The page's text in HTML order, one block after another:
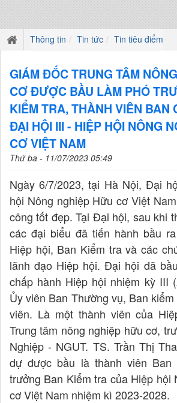
Thông tin Tin tức Tin tiêu điểm
GIÁM ĐỐC TRUNG TÂM
CƠ ĐƯỢC BẦU LÀM PHÓ
KIỂM TRA, THÀNH VIÊN BAN
ĐẠI HỘI III - HIỆP HỘI NÔNG
CƠ VIỆT NAM
Thứ ba - 11/07/2023 05:49
Ngày 6/7/2023, tại Hà Nội, Đại
hội Nông nghiệp Hữu cơ Việt
công tốt đẹp. Tại Đại hội, sau khi
các đại biểu đã tiến hành bầu
Hiệp hội, Ban Kiểm tra và các
lãnh đạo Hiệp hội. Đại hội đã
chấp hành Hiệp hội nhiệm kỳ III
Ủy viên Ban Thường vụ, Ban
viên. Là một thành viên của
Trung tâm nông nghiệp hữu cơ,
Nghiệp - NGUT. TS. Trần Thị
dự được bầu là thành viên Ban
trưởng Ban Kiểm tra của Hiệp hội
cơ Việt Nam nhiệm kì 2023-2028.